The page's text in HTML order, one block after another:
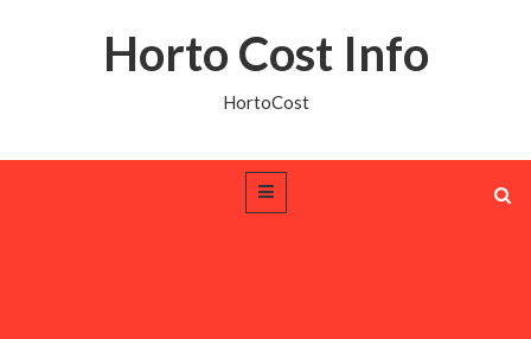
Horto Cost Info
HortoCost